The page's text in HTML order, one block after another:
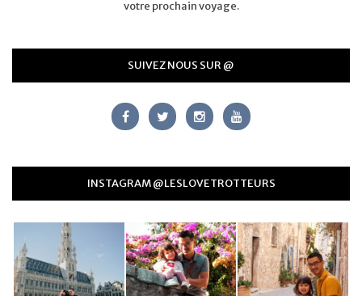
votre prochain voyage.
SUIVEZ NOUS SUR @
INSTAGRAM @LESLOVETROTTEURS